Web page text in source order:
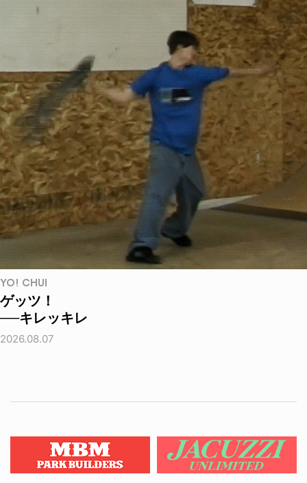
YO! CHUI
ゲッツ！
──キレッキレ
2026.08.07